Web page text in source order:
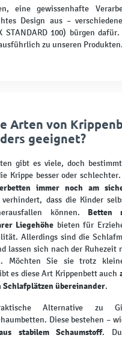
eine gewissenhafte
Design aus –
STANDARD 100) bürgen
zu unseren Produkten.
Arten von
geeignet?
gibt es viele, doch
Krippe besser oder
immer noch am
verhindert, dass die Kinder
können. Betten
Liegehöhe bieten für
Allerdings sind die
lassen sich nach der Ruhezeit
Möchten Sie sie trotz
es diese Art Krippenbett auch
Schlafplätzen übereinander.
Alternative zu
Diese bestehen –
stabilem Schaumstoff.